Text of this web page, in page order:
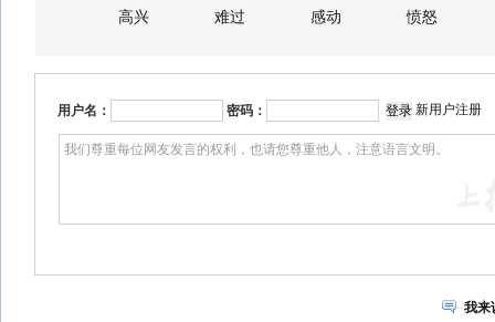
高兴 难过 感动 愤怒
用户名： 密码： 新用户注册
我来